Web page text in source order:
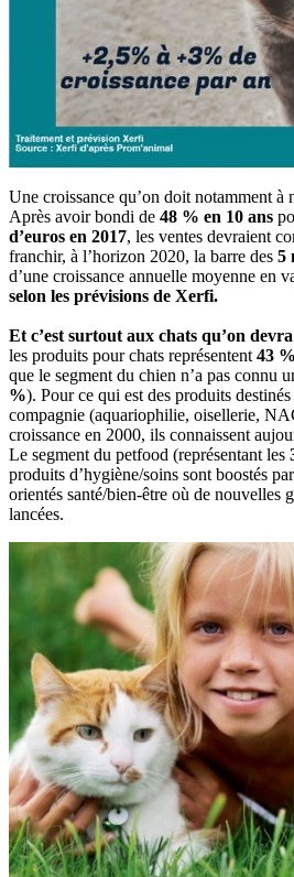
Une croissance qu’on doit notamment à
Après avoir bondi de 48 % en 10 ans
d’euros en 2017, les ventes devraient
franchir, à l’horizon 2020, la barre des 5
d’une croissance annuelle moyenne en
selon les prévisions de Xerfi.
Et c’est surtout aux chats qu’on
les produits pour chats représentent 43 %
que le segment du chien n’a pas connu
%). Pour ce qui est des produits
compagnie (aquariophilie, oisellerie,
croissance en 2000, ils connaissent
Le segment du petfood (représentant les
produits d’hygiène/soins sont boostés
orientés santé/bien-être où de nouvelles
lancées.